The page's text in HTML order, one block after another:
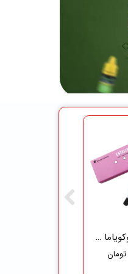
کامپوزیت توکویاما - Tokuyama